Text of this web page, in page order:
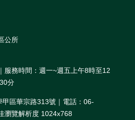
公所
服務時間：週一~週五上午8時至12
分
區華宗路313號｜電話：06-
瀏覽解析度 1024x768